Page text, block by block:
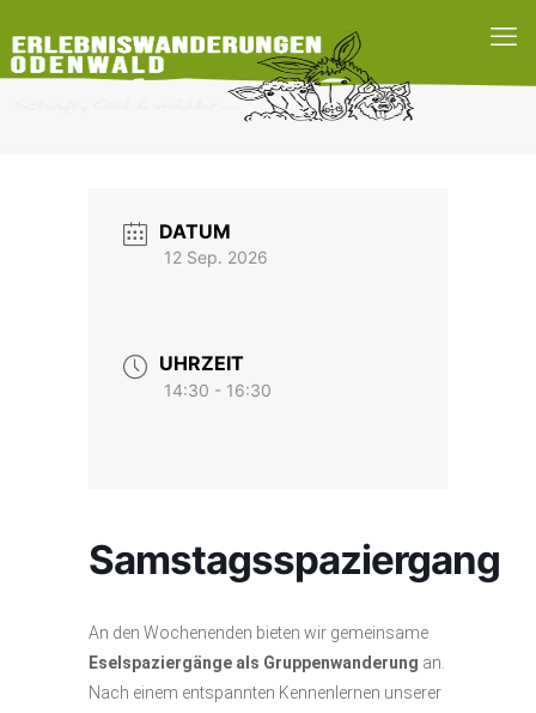
DATUM
12 Sep. 2026
UHRZEIT
14:30 - 16:30
Samstagsspaziergang
An den Wochenenden bieten wir gemeinsame
Eselspaziergänge als Gruppenwanderung an.
Nach einem entspannten Kennenlernen unserer